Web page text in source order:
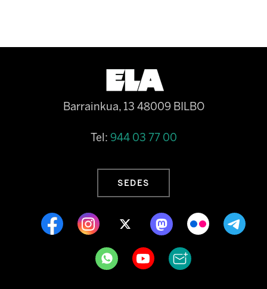
Barrainkua, 13 48009 BILBO
Tel: 944 03 77 00
SEDES